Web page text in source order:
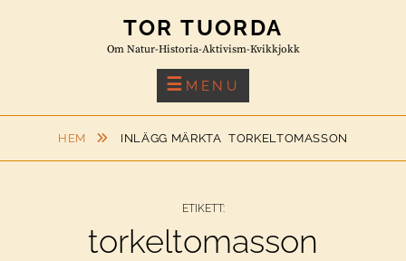
TOR TUORDA
Om Natur-Historia-Aktivism-Kvikkjokk
MENU
HEM INLÄGG MÄRKTA TORKELTOMASSON
ETIKETT:
torkeltomasson